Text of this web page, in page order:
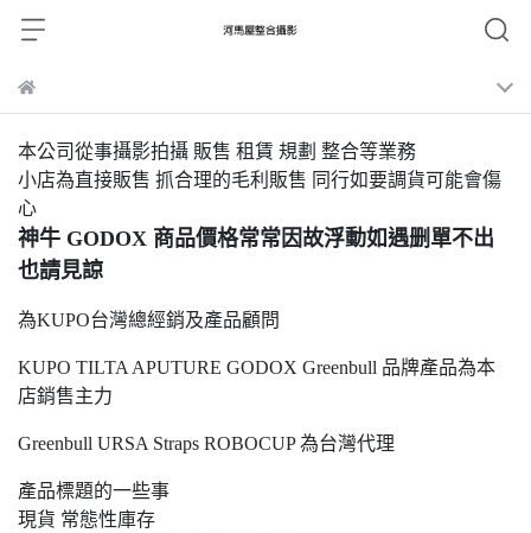
本公司從事攝影拍攝 販售 租賃 規劃 整合等業務
小店為直接販售 抓合理的毛利販售 同行如要調貨可能會傷
心
神牛 GODOX 商品價格常常因故浮動如遇删單不出
也請見諒
為KUPO台灣總經銷及產品顧問
KUPO TILTA APUTURE GODOX Greenbull 品牌產品為本
店銷售主力
Greenbull URSA Straps ROBOCUP 為台灣代理
產品標題的一些事
現貨 常態性庫存